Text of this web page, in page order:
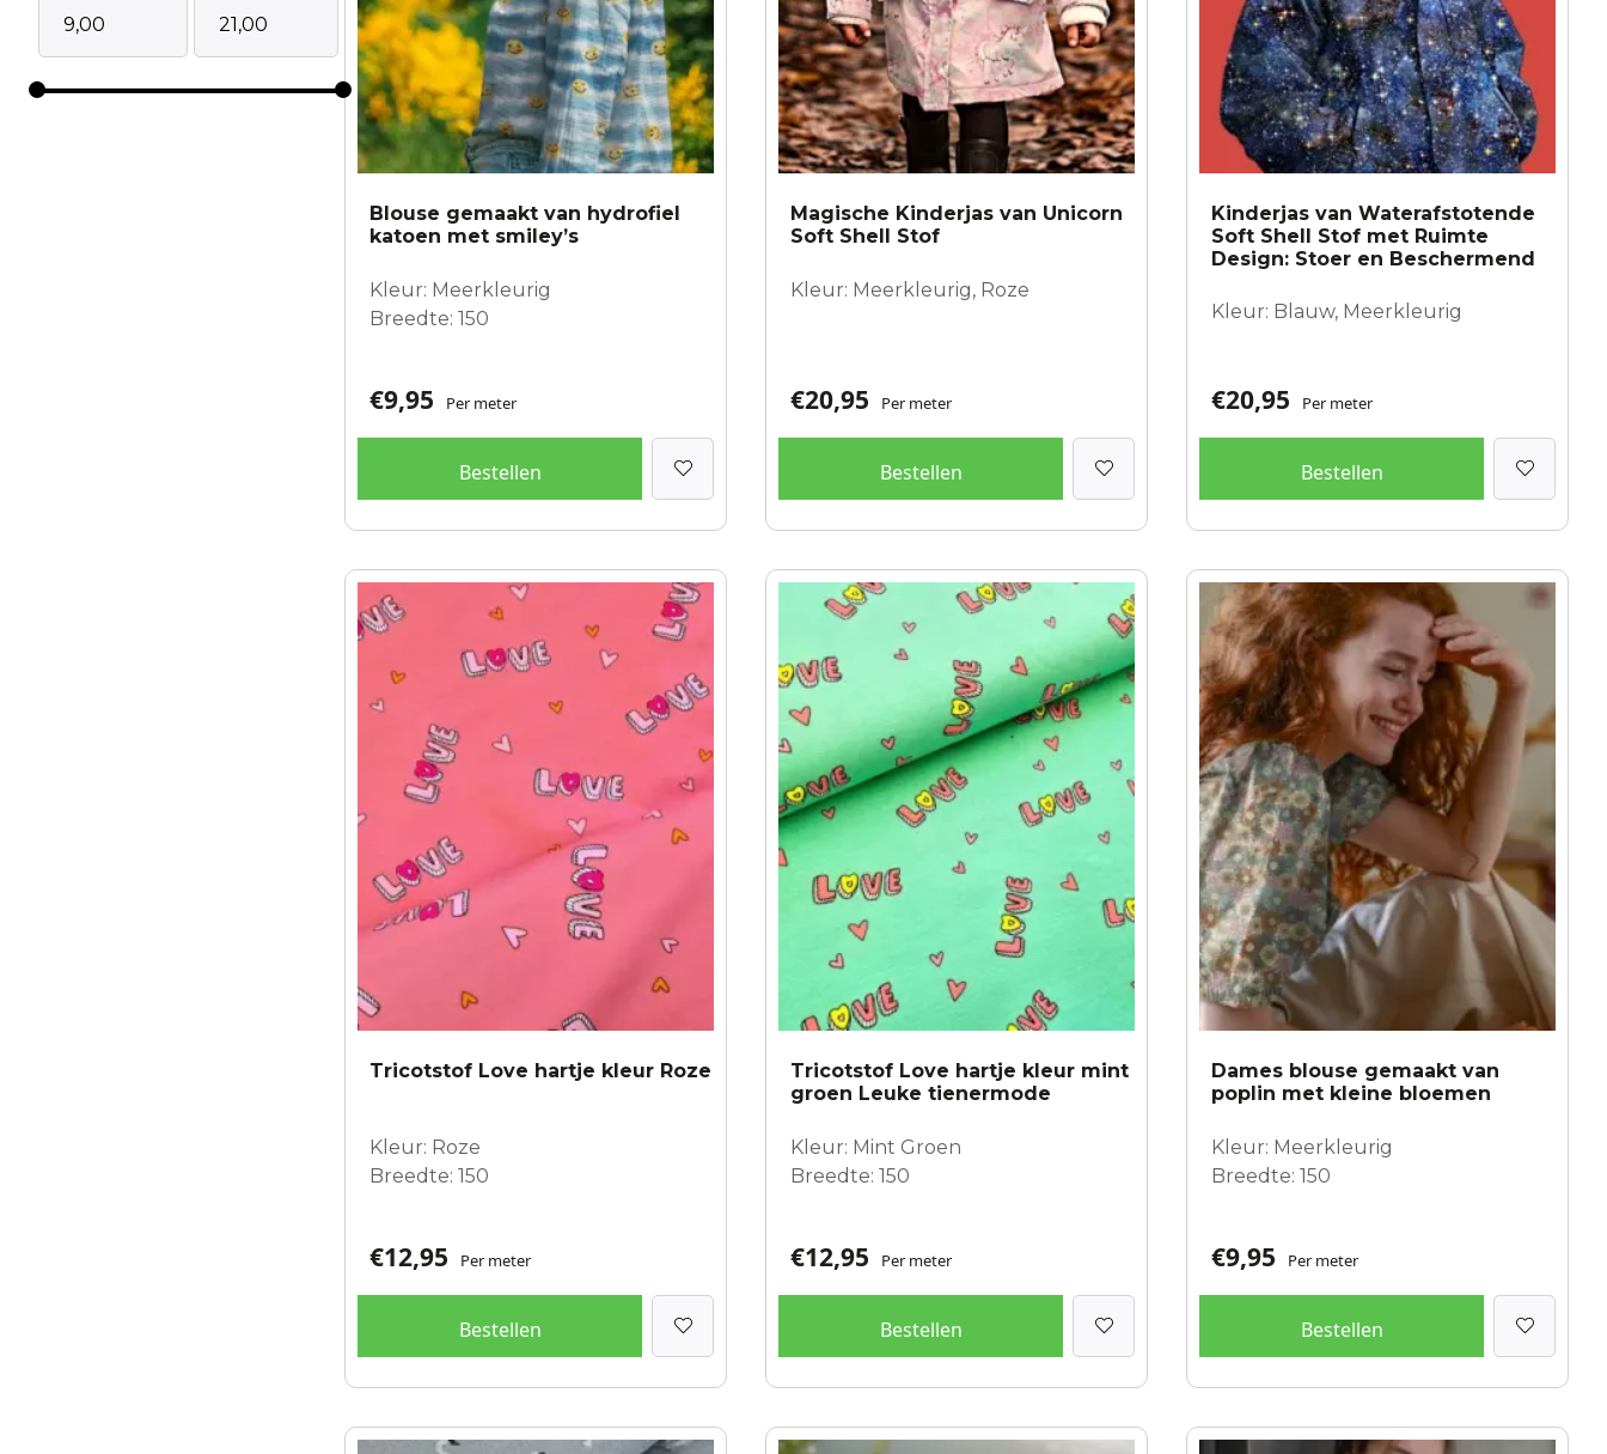
Blouse gemaakt van hydrofiel
katoen met smiley’s
Kleur: Meerkleurig
Breedte: 150
€9,95 Per meter
Bestellen
Magische Kinderjas van Unicorn
Soft Shell Stof
Kleur: Meerkleurig, Roze
€20,95 Per meter
Bestellen
Kinderjas van Waterafstotende
Soft Shell Stof met Ruimte
Design: Stoer en Beschermend
Kleur: Blauw, Meerkleurig
€20,95 Per meter
Bestellen
Tricotstof Love hartje kleur Roze
Kleur: Roze
Breedte: 150
€12,95 Per meter
Bestellen
Tricotstof Love hartje kleur mint
groen Leuke tienermode
Kleur: Mint Groen
Breedte: 150
€12,95 Per meter
Bestellen
Dames blouse gemaakt van
poplin met kleine bloemen
Kleur: Meerkleurig
Breedte: 150
€9,95 Per meter
Bestellen